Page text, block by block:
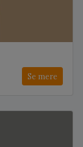
Se mere